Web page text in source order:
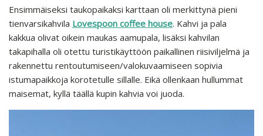
Ensimmäiseksi taukopaikaksi karttaan oli merkittynä pieni
tienvarsikahvila Lovespoon coffee house. Kahvi ja pala
kakkua olivat oikein maukas aamupala, lisäksi kahvilan
takapihalla oli otettu turistikäyttöön paikallinen riisiviljelmä ja
rakennettu rentoutumiseen/valokuvaamiseen sopivia
istumapaikkoja korotetulle sillalle. Eikä ollenkaan hullummat
maisemat, kyllä täällä kupin kahvia voi juoda.